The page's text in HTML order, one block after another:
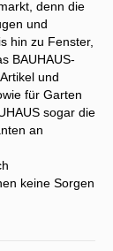
denn die
und
hin zu Fenster,
BAUHAUS-
und
für Garten
sogar die
an
keine Sorgen